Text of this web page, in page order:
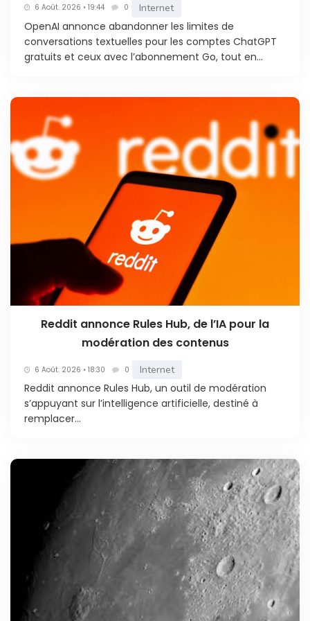
6 Août. 2026 • 19:44 0 Internet
OpenAI annonce abandonner les limites de
conversations textuelles pour les comptes ChatGPT
gratuits et ceux avec l’abonnement Go, tout en...
Reddit annonce Rules Hub, de l’IA pour la
modération des contenus
6 Août. 2026 • 18:30 0 Internet
Reddit annonce Rules Hub, un outil de modération
s’appuyant sur l’intelligence artificielle, destiné à
remplacer...